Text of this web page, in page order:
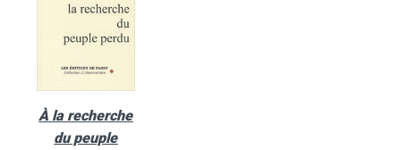
À la recherche
du peuple